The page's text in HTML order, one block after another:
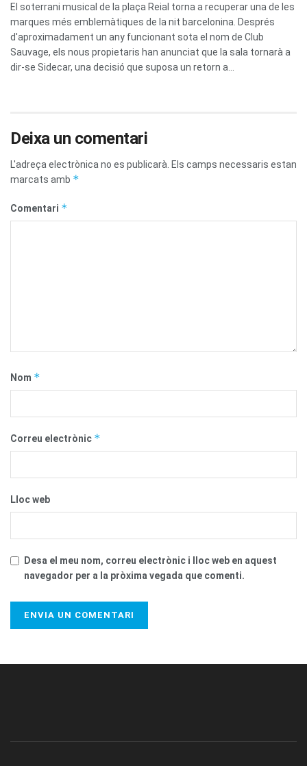
El soterrani musical de la plaça Reial torna a recuperar una de les
marques més emblemàtiques de la nit barcelonina. Després
d'aproximadament un any funcionant sota el nom de Club
Sauvage, els nous propietaris han anunciat que la sala tornarà a
dir-se Sidecar, una decisió que suposa un retorn a...
Deixa un comentari
L'adreça electrònica no es publicarà. Els camps necessaris estan
marcats amb *
Comentari *
Nom *
Correu electrònic *
Lloc web
Desa el meu nom, correu electrònic i lloc web en aquest
navegador per a la pròxima vegada que comenti.